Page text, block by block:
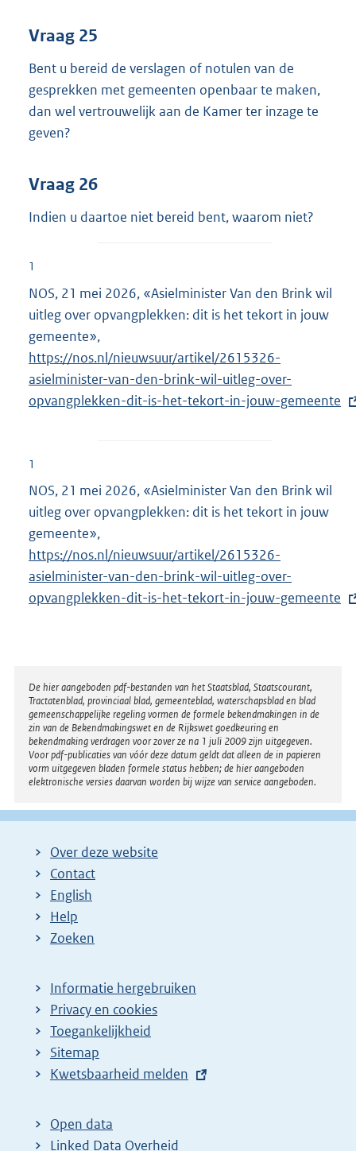
Vraag 25
Bent u bereid de verslagen of notulen van de
gesprekken met gemeenten openbaar te maken,
dan wel vertrouwelijk aan de Kamer ter inzage te
geven?
Vraag 26
Indien u daartoe niet bereid bent, waarom niet?
1
NOS, 21 mei 2026, «Asielminister Van den Brink wil
uitleg over opvangplekken: dit is het tekort in jouw
gemeente»,
x
t
e
l
i
k
:
https://nos.nl/nieuwsuur/artikel/2615326-
asielminister-van-den-brink-wil-uitleg-over-
opvangplekken-dit-is-het-tekort-in-jouw-gemeente
1
NOS, 21 mei 2026, «Asielminister Van den Brink wil
uitleg over opvangplekken: dit is het tekort in jouw
gemeente»,
x
t
e
l
i
n
k
:
https://nos.nl/nieuwsuur/artikel/2615326-
asielminister-van-den-brink-wil-uitleg-over-
opvangplekken-dit-is-het-tekort-in-jouw-gemeente
Disclaimer
De hier aangeboden pdf-bestanden van het Staatsblad, Staatscourant,
Tractatenblad, provinciaal blad, gemeenteblad, waterschapsblad en blad
gemeenschappelijke regeling vormen de formele bekendmakingen in de
zin van de Bekendmakingswet en de Rijkswet goedkeuring en
bekendmaking verdragen voor zover ze na 1 juli 2009 zijn uitgegeven.
Voor pdf-publicaties van vóór deze datum geldt dat alleen de in papieren
vorm uitgegeven bladen formele status hebben; de hier aangeboden
elektronische versies daarvan worden bij wijze van service aangeboden.
Over deze website
Contact
English
Help
Zoeken
Informatie hergebruiken
Privacy en cookies
Toegankelijkheid
Sitemap
E
t
e
Kwetsbaarheid melden
Open data
Linked Data Overheid